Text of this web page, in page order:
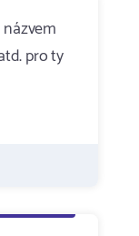
pro ty